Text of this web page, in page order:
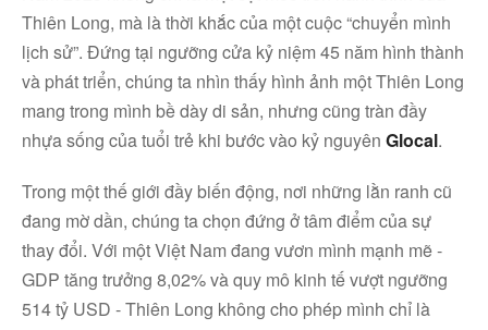
Thiên Long, mà là thời khắc của một cuộc “chuyển mình
lịch sử”. Đứng tại ngưỡng cửa kỷ niệm 45 năm hình thành
và phát triển, chúng ta nhìn thấy hình ảnh một Thiên Long
mang trong mình bề dày di sản, nhưng cũng tràn đầy
nhựa sống của tuổi trẻ khi bước vào kỷ nguyên Glocal.
Trong một thế giới đầy biến động, nơi những lằn ranh cũ
đang mờ dần, chúng ta chọn đứng ở tâm điểm của sự
thay đổi. Với một Việt Nam đang vươn mình mạnh mẽ -
GDP tăng trưởng 8,02% và quy mô kinh tế vượt ngưỡng
514 tỷ USD - Thiên Long không cho phép mình chỉ là